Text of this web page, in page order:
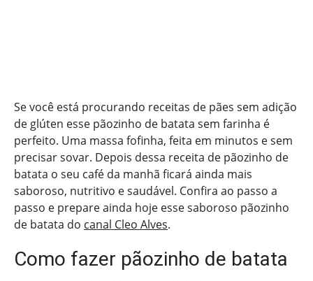
Se você está procurando receitas de pães sem adição
de glúten esse pãozinho de batata sem farinha é
perfeito. Uma massa fofinha, feita em minutos e sem
precisar sovar. Depois dessa receita de pãozinho de
batata o seu café da manhã ficará ainda mais
saboroso, nutritivo e saudável. Confira ao passo a
passo e prepare ainda hoje esse saboroso pãozinho
de batata do canal Cleo Alves.
Como fazer pãozinho de batata